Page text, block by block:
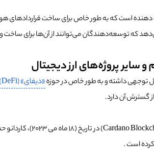
که توسعه‌دهندگان می‌توانند از آن‌ها برای ساخت
و سایر پروژه‌های ارز دیجیتال
توجهی داشته و به طور خاص در حوزه«دیفای» (DeFi)
گسترش آن دارد.